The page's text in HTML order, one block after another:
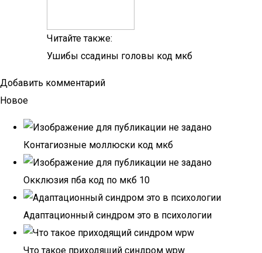
Читайте также:
Ушибы ссадины головы код мкб
Добавить комментарий
Новое
Контагиозные моллюски код мкб
Окклюзия пба код по мкб 10
Адаптационный синдром это в психологии
Что такое приходящий синдром wpw